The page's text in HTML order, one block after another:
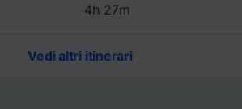
4h 27m
Vedi altri itinerari